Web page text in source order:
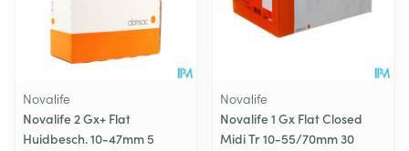
Novalife
Novalife 2 Gx+ Flat
Huidbesch. 10-47mm 5
Novalife
Novalife 1 Gx Flat Closed
Midi Tr 10-55/70mm 30